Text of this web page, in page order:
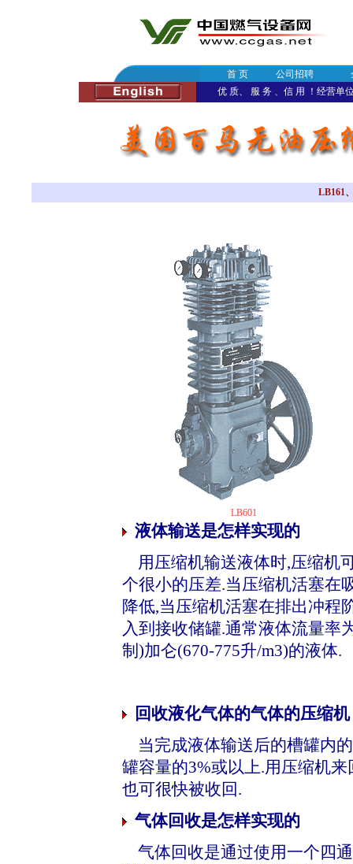
首 页 公司招聘
优 质、 服 务 、信 用 ！经营单
LB161
LB601
液体输送是怎样实现的
用压缩机输送液体时,压缩机
个很小的压差.当压缩机活塞在
降低,当压缩机活塞在排出冲程
入到接收储罐.通常液体流量率
制)加仑(670-775升/m3)的液体.
回收液化气体的气体的压缩机
当完成液体输送后的槽罐内
罐容量的3%或以上.用压缩机
也可很快被收回.
气体回收是怎样实现的
气体回收是通过使用一个四